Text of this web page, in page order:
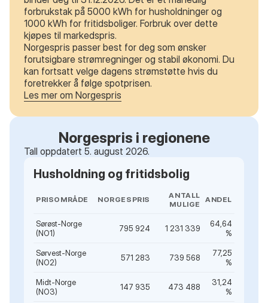
forbrukstak på 5000 kWh for husholdninger og
1000 kWh for fritidsboliger. Forbruk over dette
kjøpes til markedspris.
Norgespris passer best for deg som ønsker
forutsigbare strømregninger og stabil økonomi. Du
kan fortsatt velge dagens strømstøtte hvis du
foretrekker å følge spotprisen.
Les mer om Norgespris
Norgespris i regionene
Tall oppdatert 5. august 2026.
Husholdning og fritidsbolig
PRISOMRÅDE NORGESPRIS
ANTALL
MULIGE
ANDEL
Sørøst-Norge
(NO1)
795 924 1 231 339
64,64
%
Sørvest-Norge
(NO2)
571 283 739 568
77,25
%
Midt-Norge
(NO3)
147 935 473 488
31,24
%